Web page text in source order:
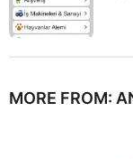
MORE FROM: